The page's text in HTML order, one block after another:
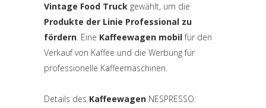
Vintage Food Truck gewählt, um die
Produkte der Linie Professional zu
fördern. Eine Kaffeewagen mobilfür den
Verkauf von Kaffee und die Werbung für
professionelle Kaffeemaschinen.
Details des Kaffeewagen NESPRESSO: